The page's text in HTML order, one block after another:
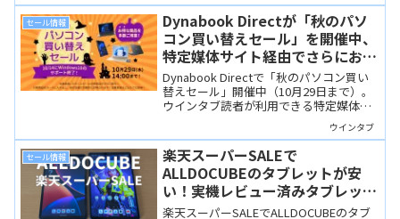
セール情報
Dynabook Directが「秋のパソ
コン買い替えセール」を開催中、
特定媒体サイト経由でさらにお買
い得に、SZ/MXが33,000円OFF！
Dynabook Directで「秋のパソコン買い
替えセール」開催中（10月29日まで）。
ウインタブ読者が利用できる特定媒体サ
イト経由なら通常よりさらに安く購入で
きます。モバイルノートのSZ/MXはなん
と33,000円OFF！
ウインタブ
セール情報
楽天スーパーSALEで
ALLDOCUBEのタブレットが安
い！実機レビュー済みタブレット
のおすすめセール品をご紹介
楽天スーパーSALEでALLDOCUBEのタブ